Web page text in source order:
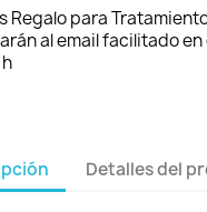
Regalo para
al email facilitado
Detalles del